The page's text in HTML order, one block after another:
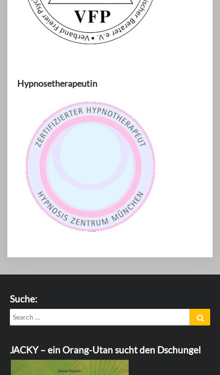
Hypnosetherapeutin
Suche:
Search
for:
JACKY – ein Orang-Utan sucht den Dschungel